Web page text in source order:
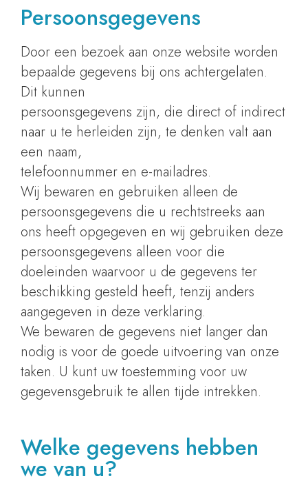
Persoonsgegevens
Door een bezoek aan onze website worden
bepaalde gegevens bij ons achtergelaten.
Dit kunnen
persoonsgegevens zijn, die direct of indirect
naar u te herleiden zijn, te denken valt aan
een naam,
telefoonnummer en e-mailadres.
Wij bewaren en gebruiken alleen de
persoonsgegevens die u rechtstreeks aan
ons heeft opgegeven en wij gebruiken deze
persoonsgegevens alleen voor die
doeleinden waarvoor u de gegevens ter
beschikking gesteld heeft, tenzij anders
aangegeven in deze verklaring.
We bewaren de gegevens niet langer dan
nodig is voor de goede uitvoering van onze
taken. U kunt uw toestemming voor uw
gegevensgebruik te allen tijde intrekken.
Welke gegevens hebben
we van u?